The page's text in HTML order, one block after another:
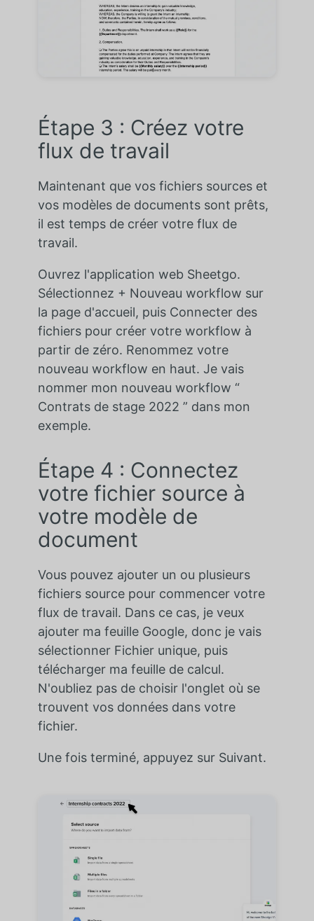
Étape 3 : Créez votre
flux de travail
Maintenant que vos fichiers sources et
vos modèles de documents sont prêts,
il est temps de créer votre flux de
travail.
Ouvrez l'application web Sheetgo.
Sélectionnez + Nouveau workflow sur
la page d'accueil, puis Connecter des
fichiers pour créer votre workflow à
partir de zéro. Renommez votre
nouveau workflow en haut. Je vais
nommer mon nouveau workflow “
Contrats de stage 2022 ” dans mon
exemple.
Étape 4 : Connectez
votre fichier source à
votre modèle de
document
Vous pouvez ajouter un ou plusieurs
fichiers source pour commencer votre
flux de travail. Dans ce cas, je veux
ajouter ma feuille Google, donc je vais
sélectionner Fichier unique, puis
télécharger ma feuille de calcul.
N'oubliez pas de choisir l'onglet où se
trouvent vos données dans votre
fichier.
Une fois terminé, appuyez sur Suivant.